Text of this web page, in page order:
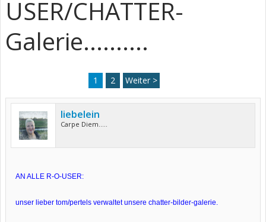
USER/CHATTER-
Galerie..........
1 2 Weiter >
liebelein
Carpe Diem.....
AN ALLE R-O-USER:
unser lieber tom/pertels verwaltet unsere chatter-bilder-galerie.